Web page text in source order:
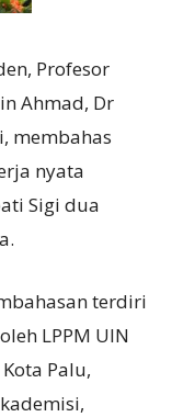
Profesor
Ahmad, Dr
membahas
nyata
Sigi dua
terdiri
LPPM UIN
Palu,